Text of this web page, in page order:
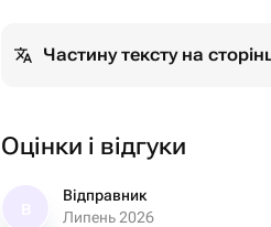
Частину тексту на
Оцінки і відгуки
Відправник
Липень 2026